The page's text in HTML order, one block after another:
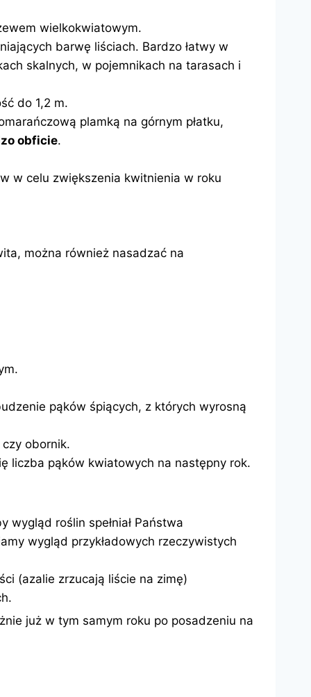
wielkokwiatowym.
barwę liściach. Bardzo łatwy w
skalnych, w pojemnikach na tarasach i
do 1,2 m.
plamką na górnym płatku,
obficie.
w celu zwiększenia kwitnienia w roku
można również nasadzać na
pąków śpiących, z których wyrosną
czy obornik.
liczba pąków kwiatowych na następny rok.
roślin spełniał Państwa
wygląd przykładowych rzeczywistych
(azalie zrzucają liście na zimę)
już w tym samym roku po posadzeniu na